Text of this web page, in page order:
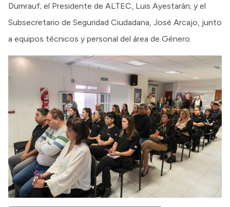
Dumrauf; el Presidente de ALTEC, Luis Ayestarán; y el
Subsecretario de Seguridad Ciudadana, José Arcajo, junto
a equipos técnicos y personal del área de Género.